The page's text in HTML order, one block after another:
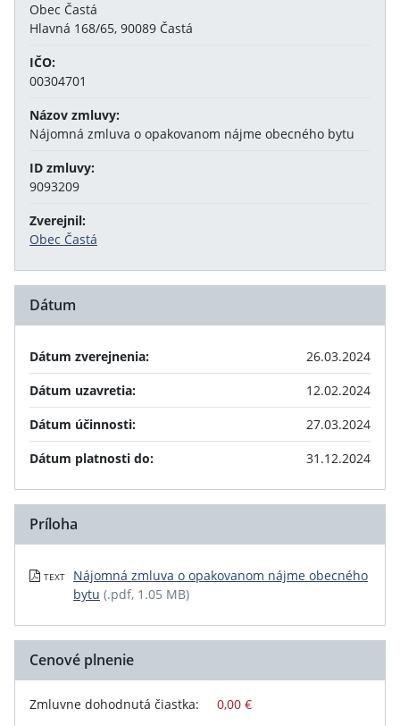
Obec Častá
Hlavná 168/65, 90089 Častá
IČO:
00304701
Názov zmluvy:
Nájomná zmluva o opakovanom nájme obecného bytu
ID zmluvy:
9093209
Zverejnil:
Obec Častá
Dátum
Dátum zverejnenia:
26.03.2024
Dátum uzavretia:
12.02.2024
Dátum účinnosti:
27.03.2024
Dátum platnosti do:
31.12.2024
Príloha
TEXT
Nájomná zmluva o opakovanom nájme obecného
bytu (.pdf, 1.05 MB)
Cenové plnenie
Zmluvne dohodnutá čiastka: 0,00 €